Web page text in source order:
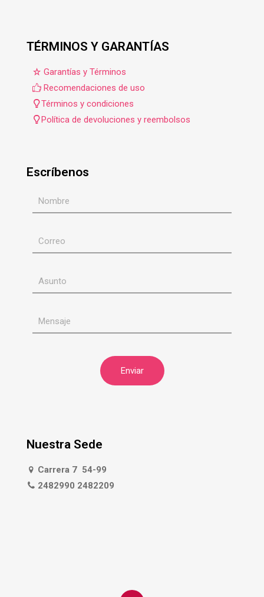
TÉRMINOS Y GARANTÍAS
Garantías y Términos
Recomendaciones de uso
Términos y condiciones
Política de devoluciones y reembolsos
Escríbenos
Nuestra Sede
Carrera 7 54-99
2482990 2482209